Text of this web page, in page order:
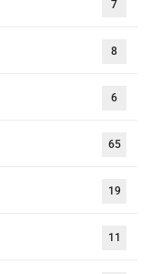
7
8
6
65
19
11